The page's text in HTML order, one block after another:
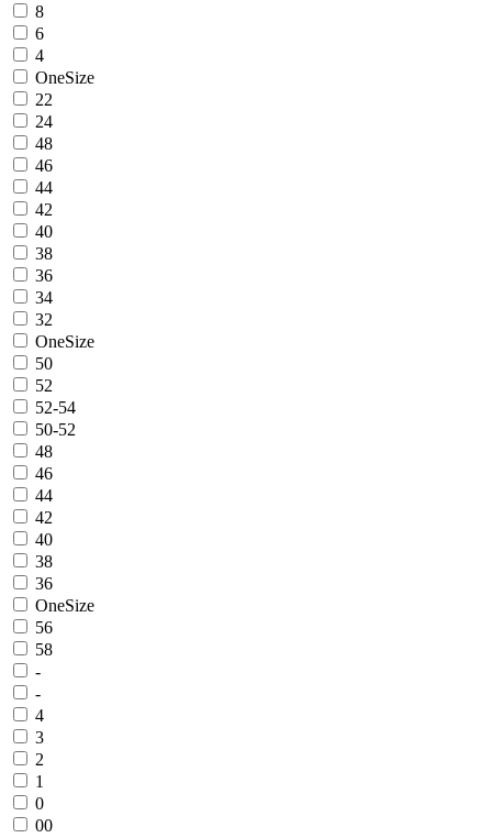
8
6
4
OneSize
22
24
48
46
44
42
40
38
36
34
32
OneSize
50
52
52-54
50-52
48
46
44
42
40
38
36
OneSize
56
58
-
-
4
3
2
1
0
00